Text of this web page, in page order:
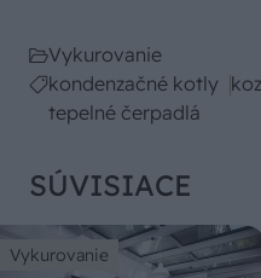
Vykurovanie
kondenzačné kotly
tepelné čerpadlá
SÚVISIACE
Vykurovanie